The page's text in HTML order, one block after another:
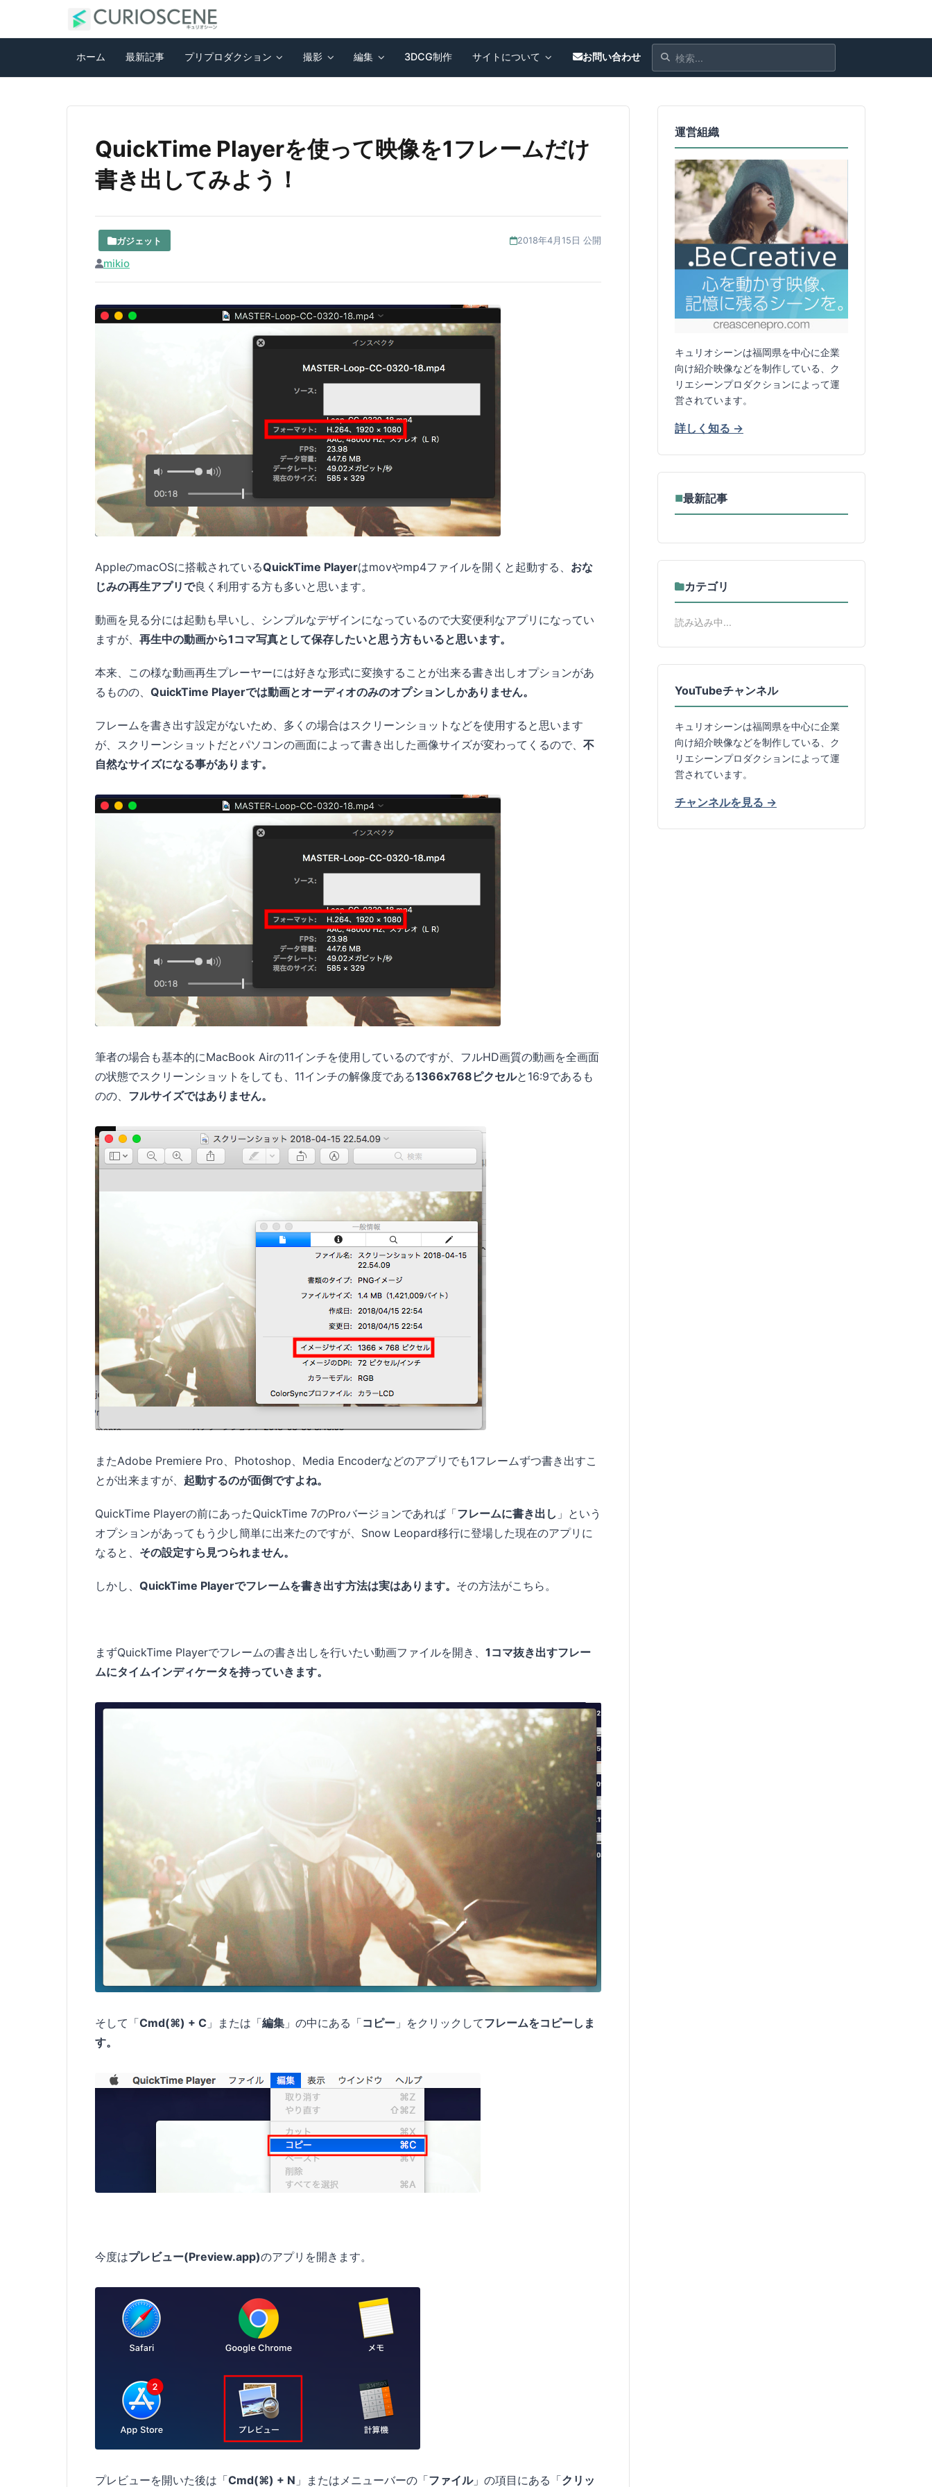
ホーム 最新記事 プリプロダクション 撮影 編集 3DCG制作 サイトについて お問い合わせ
QuickTime Playerを使って映像を1フレームだけ
書き出してみよう！
ガジェット 2018年4月15日 公開
mikio
AppleのmacOSに搭載されているQuickTime Playerはmovやmp4ファイルを開くと起動する、 おな
じみの再生アプリで良く利用する方も多いと思います。
動画を見る分には起動も早いし、シンプルなデザインになっているので大変便利なアプリになってい
ますが、 再生中の動画から1コマ写真として保存したいと思う方もいると思います。
本来、この様な動画再生プレーヤーには好きな形式に変換することが出来る書き出しオプションがあ
るものの、 QuickTime Playerでは動画とオーディオのみのオプションしかありません。
フレームを書き出す設定がないため、多くの場合はスクリーンショットなどを使用すると思います
が、スクリーンショットだとパソコンの画面によって書き出した画像サイズが変わってくるので、 不
自然なサイズになる事があります。
筆者の場合も基本的にMacBook Airの11インチを使用しているのですが、フルHD画質の動画を全画面
の状態でスクリーンショットをしても、11インチの解像度である1366x768ピクセルと16:9であるも
のの、 フルサイズではありません。
またAdobe Premiere Pro、Photoshop、Media Encoderなどのアプリでも1フレームずつ書き出すこ
とが出来ますが、 起動するのが面倒ですよね。
QuickTime Playerの前にあったQuickTime 7のProバージョンであれば「フレームに書き出し 」という
オプションがあってもう少し簡単に出来たのですが、Snow Leopard移行に登場した現在のアプリに
なると、 その設定すら見つられません。
しかし、 QuickTime Playerでフレームを書き出す方法は実はあります。 その方法がこちら。
まずQuickTime Playerでフレームの書き出しを行いたい動画ファイルを開き、 1コマ抜き出すフレー
ムにタイムインディケータを持っていきます。
そして「Cmd(⌘) + C 」または「編集 」の中にある「コピー 」をクリックしてフレームをコピーしま
す。
今度はプレビュー(Preview.app)のアプリを開きます。
プレビューを開いた後は「Cmd(⌘) + N 」またはメニューバーの「ファイル」の項目にある「クリッ
運営組織
キュリオシーンは福岡県を中心に企業
向け紹介映像などを制作している、ク
リエシーンプロダクションによって運
営されています。
詳しく知る →
■最新記事
カテゴリ
読み込み中...
YouTubeチャンネル
キュリオシーンは福岡県を中心に企業
向け紹介映像などを制作している、ク
リエシーンプロダクションによって運
営されています。
チャンネルを見る →